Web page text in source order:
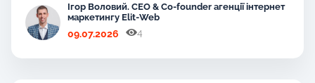
Ігор Воловий. CEO & Co-founder агенції інтернет
маркетингу Elit-Web
09.07.2026 4